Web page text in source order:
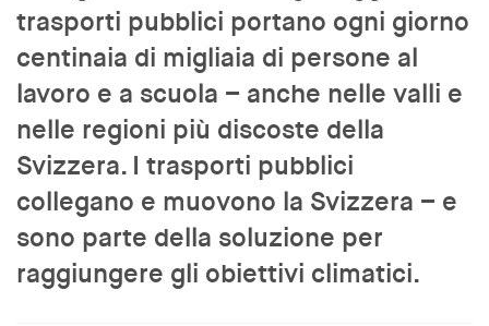
trasporti pubblici portano ogni giorno
centinaia di migliaia di persone al
lavoro e a scuola – anche nelle valli e
nelle regioni più discoste della
Svizzera. I trasporti pubblici
collegano e muovono la Svizzera – e
sono parte della soluzione per
raggiungere gli obiettivi climatici.